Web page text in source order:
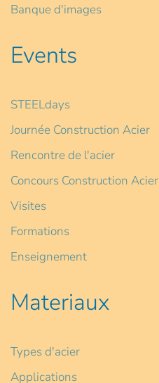
Banque d'images
Events
STEELdays
Journée Construction Acier
Rencontre de l'acier
Concours Construction Acier
Visites
Formations
Enseignement
Materiaux
Types d'acier
Applications